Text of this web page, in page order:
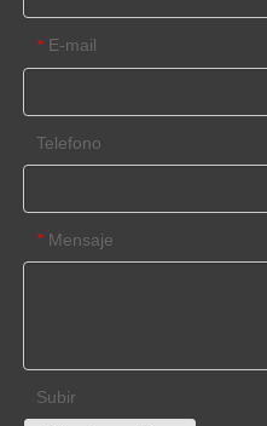
* E-mail
Telefono
* Mensaje
Subir